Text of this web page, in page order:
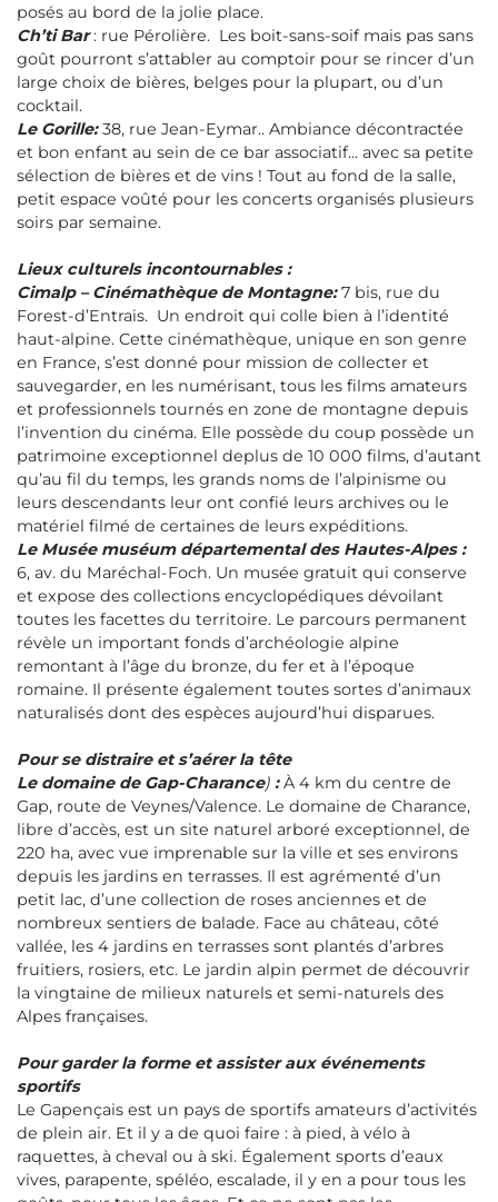
posés au bord de la jolie place.
Ch’ti Bar: rue Pérolière. Les boit-sans-soif mais pas sans
goût pourront s’attabler au comptoir pour se rincer d’un
large choix de bières, belges pour la plupart, ou d’un
cocktail.
Le Gorille:38, rue Jean-Eymar.. Ambiance décontractée
et bon enfant au sein de ce bar associatif... avec sa petite
sélection de bières et de vins ! Tout au fond de la salle,
petit espace voûté pour les concerts organisés plusieurs
soirs par semaine.
Lieux culturels incontournables :
Cimalp – Cinémathèque de Montagne:7 bis, rue du
Forest-d’Entrais. Un endroit qui colle bien à l’identité
haut-alpine. Cette cinémathèque, unique en son genre
en France, s’est donné pour mission de collecter et
sauvegarder, en les numérisant, tous les films amateurs
et professionnels tournés en zone de montagne depuis
l’invention du cinéma. Elle possède du coup possède un
patrimoine exceptionnel deplus de 10 000 films, d’autant
qu’au fil du temps, les grands noms de l’alpinisme ou
leurs descendants leur ont confié leurs archives ou le
matériel filmé de certaines de leurs expéditions.
Le Musée muséum départemental des Hautes-Alpes :
6, av. du Maréchal-Foch. Un musée gratuit qui conserve
et expose des collections encyclopédiques dévoilant
toutes les facettes du territoire. Le parcours permanent
révèle un important fonds d’archéologie alpine
remontant à l’âge du bronze, du fer et à l’époque
romaine. Il présente également toutes sortes d’animaux
naturalisés dont des espèces aujourd’hui disparues.
Pour se distraire et s’aérer la tête
Le domaine de Gap-Charance) :À 4 km du centre de
Gap, route de Veynes/Valence. Le domaine de Charance,
libre d’accès, est un site naturel arboré exceptionnel, de
220 ha, avec vue imprenable sur la ville et ses environs
depuis les jardins en terrasses. Il est agrémenté d’un
petit lac, d’une collection de roses anciennes et de
nombreux sentiers de balade. Face au château, côté
vallée, les 4 jardins en terrasses sont plantés d’arbres
fruitiers, rosiers, etc. Le jardin alpin permet de découvrir
la vingtaine de milieux naturels et semi-naturels des
Alpes françaises.
Pour garder la forme et assister aux événements
sportifs
Le Gapençais est un pays de sportifs amateurs d’activités
de plein air. Et il y a de quoi faire : à pied, à vélo à
raquettes, à cheval ou à ski. Également sports d’eaux
vives, parapente, spéléo, escalade, il y en a pour tous les